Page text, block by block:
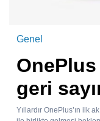
Genel
OnePlus
geri
Yıllardır OnePlus’ın ilk